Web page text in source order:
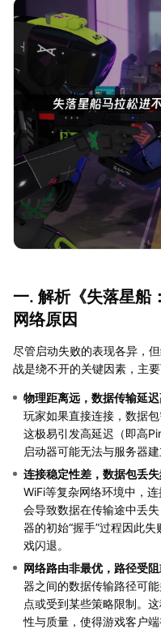
一. 解析《失落星船
网络原因
尽管启动失败的表现各异，
战是绕不开的关键因素，主
物理距离远，数据传输延
玩家如果直接连接，数据
这极易引发高延迟（即高
启动器可能无法与服务器建
连接稳定性差，数据包丢
WiFi等复杂网络环境中，
会导致数据在传输途中丢
器的初始“握手”过程因此
戏闪退。
网络路由非最优，路径受
器之间的数据传输路径可
点或受到某些策略限制。
性与质量，使得游戏客户端